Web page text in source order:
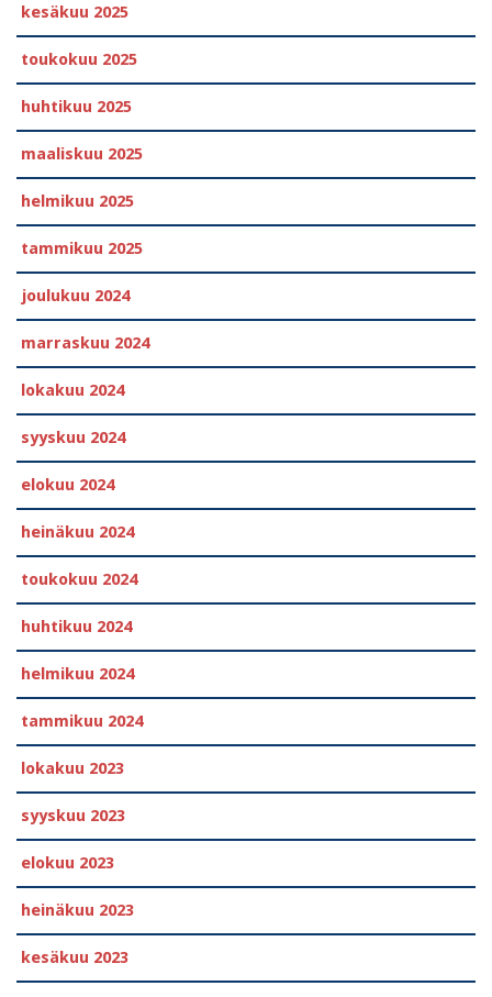
kesäkuu 2025
toukokuu 2025
huhtikuu 2025
maaliskuu 2025
helmikuu 2025
tammikuu 2025
joulukuu 2024
marraskuu 2024
lokakuu 2024
syyskuu 2024
elokuu 2024
heinäkuu 2024
toukokuu 2024
huhtikuu 2024
helmikuu 2024
tammikuu 2024
lokakuu 2023
syyskuu 2023
elokuu 2023
heinäkuu 2023
kesäkuu 2023